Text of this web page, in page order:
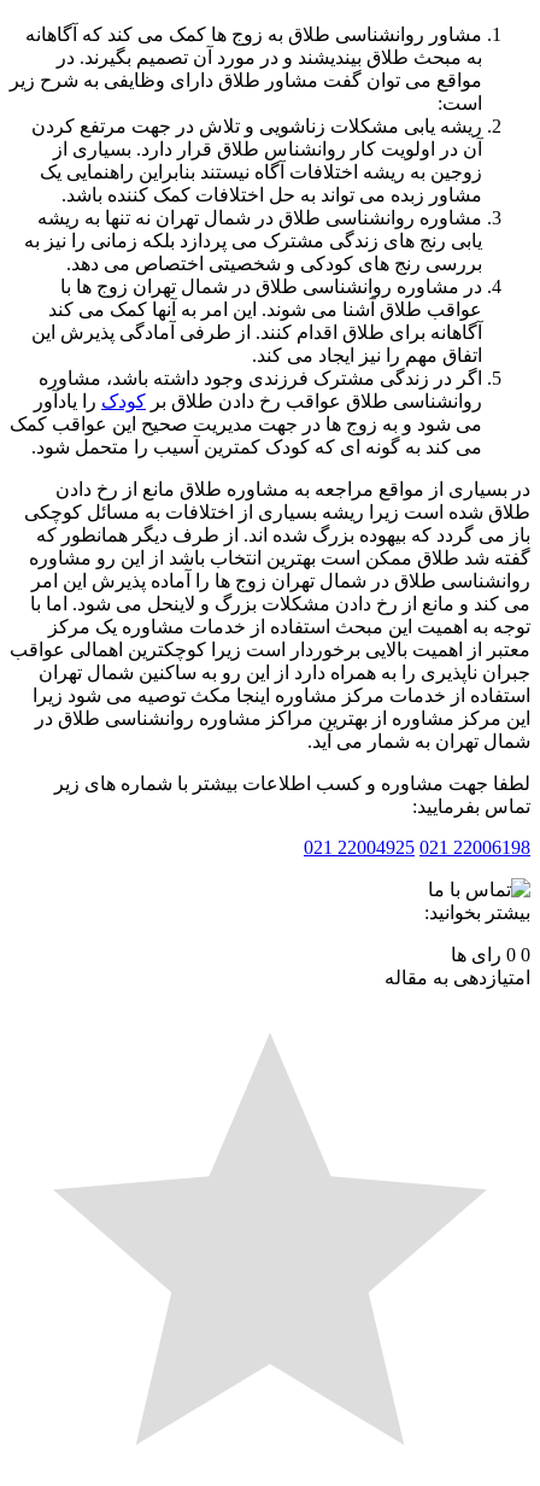
مشاور روانشناسی طلاق به زوج ها کمک می کند که آگاهانه
به مبحث طلاق بیندیشند و در مورد آن تصمیم بگیرند. در
مواقع می توان گفت مشاور طلاق دارای وظایفی به شرح زیر
ریشه یابی مشکلات زناشویی و تلاش در جهت مرتفع کردن
آن در اولویت کار روانشناس طلاق قرار دارد. بسیاری از
زوجین به ریشه اختلافات آگاه نیستند بنابراین راهنمایی یک
مشاور زبده می تواند به حل اختلافات کمک کننده باشد.
مشاوره روانشناسی طلاق در شمال تهران نه تنها به ریشه
یابی رنج های زندگی مشترک می پردازد بلکه زمانی را نیز به
بررسی رنج های کودکی و شخصیتی اختصاص می دهد.
در مشاوره روانشناسی طلاق در شمال تهران زوج ها با
عواقب طلاق آشنا می شوند. این امر به آنها کمک می کند
آگاهانه برای طلاق اقدام کنند. از طرفی آمادگی پذیرش این
اتفاق مهم را نیز ایجاد می کند.
اگر در زندگی مشترک فرزندی وجود داشته باشد، مشاوره
روانشناسی طلاق عواقب رخ دادن طلاق برکودکرا یادآور
می شود و به زوج ها در جهت مدیریت صحیح این عواقب کمک
می کند به گونه ای که کودک کمترین آسیب را متحمل شود.
از مواقع مراجعه به مشاوره طلاق مانع از رخ دادن
شده است زیرا ریشه بسیاری از اختلافات به مسائل کوچکی
می گردد که بیهوده بزرگ شده اند. از طرف دیگر همانطور که
شد طلاق ممکن است بهترین انتخاب باشد از این رو مشاوره
طلاق در شمال تهران زوج ها را آماده پذیرش این امر
و مانع از رخ دادن مشکلات بزرگ و لاینحل می شود. اما با
به اهمیت این مبحث استفاده از خدمات مشاوره یک مرکز
از اهمیت بالایی برخوردار است زیرا کوچکترین اهمالی عواقب
ناپذیری را به همراه دارد از این رو به ساکنین شمال تهران
از خدمات مرکز مشاوره اینجا مکث توصیه می شود زیرا
مرکز مشاوره از بهترین مراکز مشاوره روانشناسی طلاق در
تهران به شمار می آید.
جهت مشاوره و کسب اطلاعات بیشتر با شماره های زیر
بفرمایید:
22004925 021
بخوانید:
رای ها
به مقاله